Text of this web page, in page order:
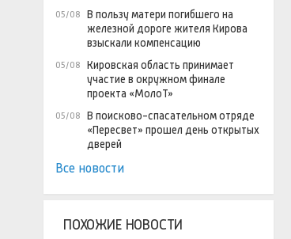
05/08
В пользу матери погибшего на
железной дороге жителя Кирова
взыскали компенсацию
05/08
Кировская область принимает
участие в окружном финале
проекта «МолоТ»
05/08
В поисково-спасательном отряде
«Пересвет» прошел день открытых
дверей
Все новости
ПОХОЖИЕ НОВОСТИ